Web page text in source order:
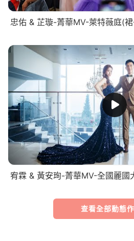
忠佑 & 芷璇-菁華MV-萊特薇庭(
宥霖 & 黃安珣-菁華MV-全國麗國
查看全部動態